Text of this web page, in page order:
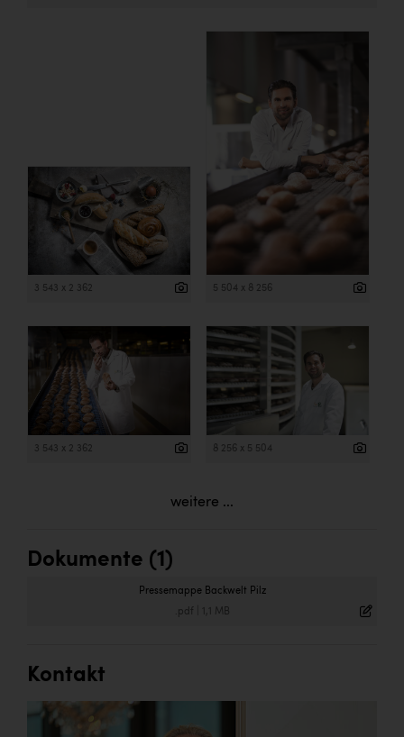
3 543 x 2 362 5 504 x 8 256
3 543 x 2 362 8 256 x 5 504
weitere ...
Dokumente (1)
Pressemappe Backwelt Pilz
.pdf 1,1 MB
Kontakt